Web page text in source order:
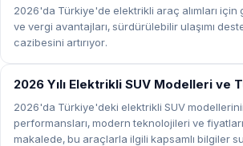
2026'da Türkiye'de elektrikli araç alımları için
ve vergi avantajları, sürdürülebilir ulaşımı
cazibesini artırıyor.
ELEKTRIKLI ARAÇLAR
2026 Yılı Elektrikli SUV Modelleri ve
2026'da Türkiye'deki elektrikli SUV
performansları, modern teknolojileri ve
makalede, bu araçlarla ilgili kapsamlı bilgiler